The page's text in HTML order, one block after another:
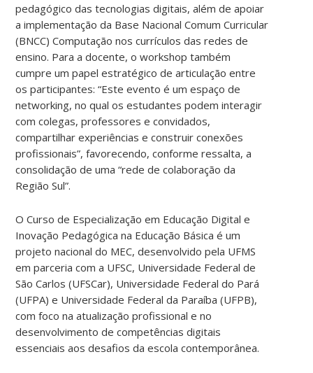
pedagógico das tecnologias digitais, além de apoiar
a implementação da Base Nacional Comum Curricular
(BNCC) Computação nos currículos das redes de
ensino. Para a docente, o workshop também
cumpre um papel estratégico de articulação entre
os participantes: “Este evento é um espaço de
networking, no qual os estudantes podem interagir
com colegas, professores e convidados,
compartilhar experiências e construir conexões
profissionais”, favorecendo, conforme ressalta, a
consolidação de uma “rede de colaboração da
Região Sul”.
O Curso de Especialização em Educação Digital e
Inovação Pedagógica na Educação Básica é um
projeto nacional do MEC, desenvolvido pela UFMS
em parceria com a UFSC, Universidade Federal de
São Carlos (UFSCar), Universidade Federal do Pará
(UFPA) e Universidade Federal da Paraíba (UFPB),
com foco na atualização profissional e no
desenvolvimento de competências digitais
essenciais aos desafios da escola contemporânea.